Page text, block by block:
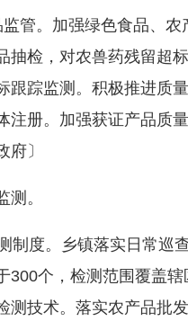
。加强绿色食品、农
抽检，对农兽药残留超
跟踪监测。积极推进质
注册。加强获证产品质
府〕
。
度。乡镇落实日常巡
300个，检测范围覆盖
测技术。落实农产品批